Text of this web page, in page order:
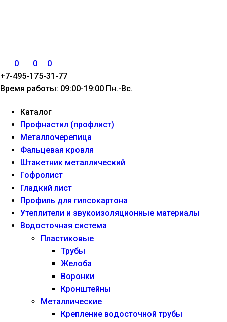
0 0
0
+7-495-175-31-77
Время работы: 09:00-19:00 Пн.-Вс.
Каталог
Профнастил (профлист)
Металлочерепица
Фальцевая кровля
Штакетник металлический
Гофролист
Гладкий лист
Профиль для гипсокартона
Утеплители и звукоизоляционные материалы
Водосточная система
Пластиковые
Трубы
Желоба
Воронки
Кронштейны
Металлические
Крепление водосточной трубы